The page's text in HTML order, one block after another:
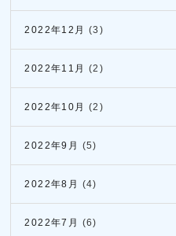
2022年12月 (3)
2022年11月 (2)
2022年10月 (2)
2022年9月 (5)
2022年8月 (4)
2022年7月 (6)